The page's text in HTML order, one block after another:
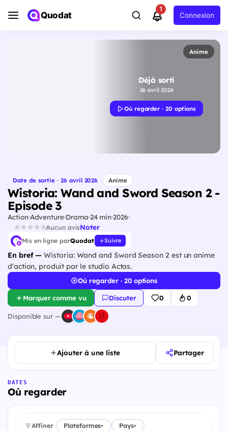
Quodat
1
Connexion
Anime
Déjà sorti
26 avril 2026
Où regarder · 20 options
Date de sortie · 26 avril 2026 Anime
Wistoria: Wand and Sword Season 2 -
Episode 3
Action AdventureDrama 24 min 2026
Aucun avisNoter
Mis en ligne parQuodat Suivre
En bref — Wistoria: Wand and Sword Season 2 est un anime
d'action, produit par le studio Actas.
Où regarder · 20 options
Marquer comme vu Discuter 0 0
Disponible sur —
Ajouter à une liste Partager
DATES
Où regarder
Affiner Plateformes▾ Pays▾